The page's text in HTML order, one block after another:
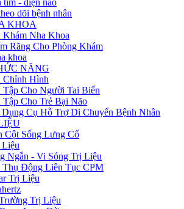
tim - điện não
dõi bệnh nhân
KHOA
Khám Nha Khoa
Răng Cho Phòng Khám
khoa
NĂNG
Chỉnh Hình
Tập Cho Người Tai Biến
Tập Cho Trẻ Bại Não
Cụ Hỗ Trợ Di Chuyển Bệnh Nhân
Cột Sống Lưng Cổ
Liệu
Ngắn - Vi Sóng Trị Liệu
Thụ Động Liên Tục CPM
Trị Liệu
Trị Liệu